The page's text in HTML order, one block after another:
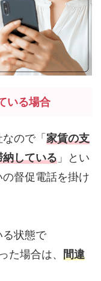
いる場合
ので「 家賃の支
している 」とい
督促電話を掛け
る状態で
た場合は、 間違